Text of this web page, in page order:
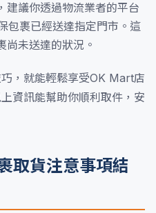
建議你透過物流業者的平台
包裹已經送達指定門市。這
尚未送達的狀況。
，就能輕鬆享受OK Mart店
資訊能幫助你順利取件，安
取貨注意事項結